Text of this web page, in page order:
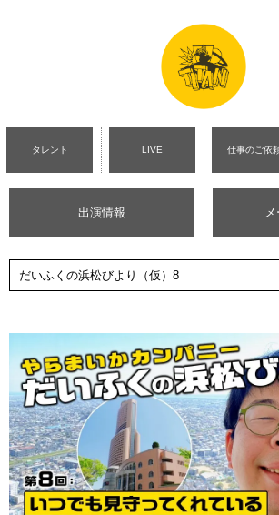
タレント LIVE 仕事のご依
出演情報
だいふくの浜松びより（仮）8